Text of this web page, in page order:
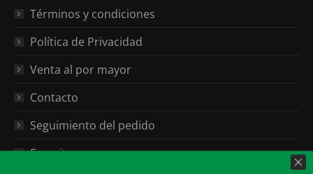
Términos y condiciones
Política de Privacidad
Venta al por mayor
Contacto
Seguimiento del pedido
Favoritos